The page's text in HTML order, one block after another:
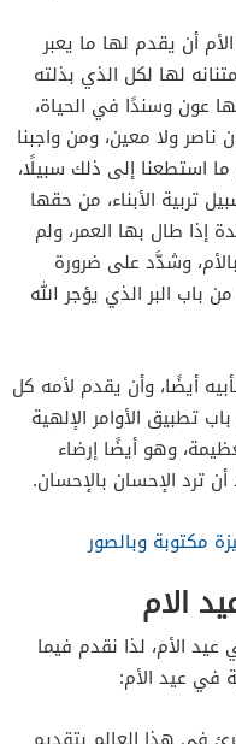
أن يقدم لها ما يعبر
لها لكل الذي بذلته
عون وسندًا في الحياة،
ولا معين، ومن واجبنا
استطعنا إلى ذلك سبيلًا،
الأبناء، من حقها
إذا طال بها العمر، ولم
وشدَّد على ضرورة
البر الذي يؤجر الله
أيضًا، وأن يقدم لأمه كل
تطبيق الأوامر الإلهية
وهو أيضًا إرضاء
ترد الإحسان بالإحسان.
مكتوبة وبالصور
الام
الأم، لذا نقدم فيما
في عيد الأم: